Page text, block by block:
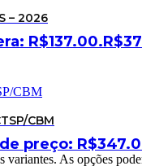
– 2026
R$137.00.R$
CBM
preço:
variantes. As opções